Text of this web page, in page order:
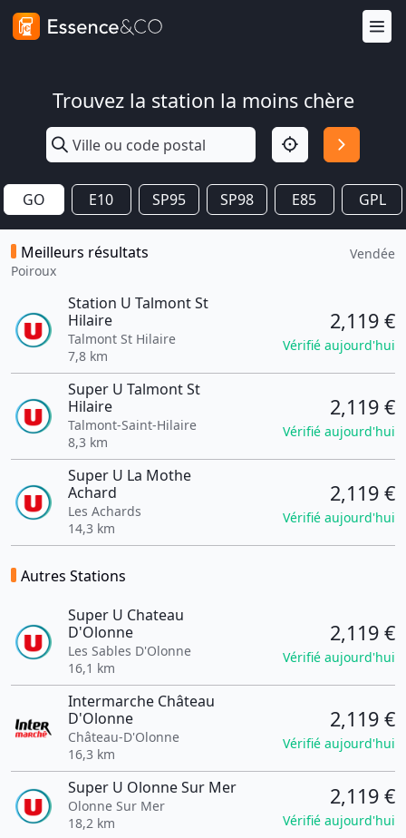
Trouvez la station la moins chère
GO E10 SP95 SP98 E85 GPL
Meilleurs résultats
Poiroux
Vendée
Station U Talmont St
Hilaire
Talmont St Hilaire
7,8 km
2,119 €
Vérifié aujourd'hui
Super U Talmont St
Hilaire
Talmont-Saint-Hilaire
8,3 km
2,119 €
Vérifié aujourd'hui
Super U La Mothe
Achard
Les Achards
14,3 km
2,119 €
Vérifié aujourd'hui
Autres Stations
Super U Chateau
D'Olonne
Les Sables D'Olonne
16,1 km
2,119 €
Vérifié aujourd'hui
Intermarche Château
D'Olonne
Château-D'Olonne
16,3 km
2,119 €
Vérifié aujourd'hui
Super U Olonne Sur Mer
Olonne Sur Mer
18,2 km
2,119 €
Vérifié aujourd'hui